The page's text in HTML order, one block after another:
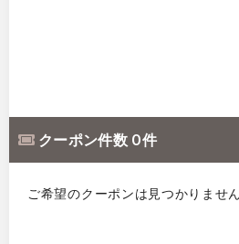
クーポン件数 0 件
ご希望のクーポンは見つかりませ